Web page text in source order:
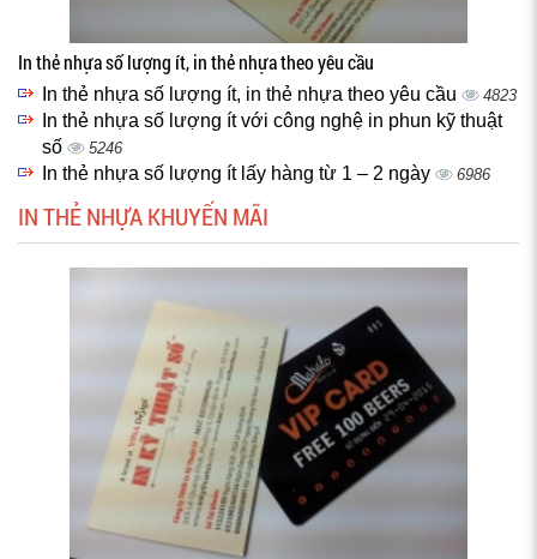
In thẻ nhựa số lượng ít, in thẻ nhựa theo yêu cầu
In thẻ nhựa số lượng ít, in thẻ nhựa theo yêu cầu 4823
In thẻ nhựa số lượng ít với công nghệ in phun kỹ thuật
số
5246
In thẻ nhựa số lượng ít lấy hàng từ 1 – 2 ngày 6986
IN THẺ NHỰA KHUYẾN MÃI